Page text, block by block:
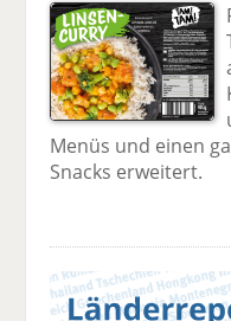
Menüs und einen
Snacks erweitert.